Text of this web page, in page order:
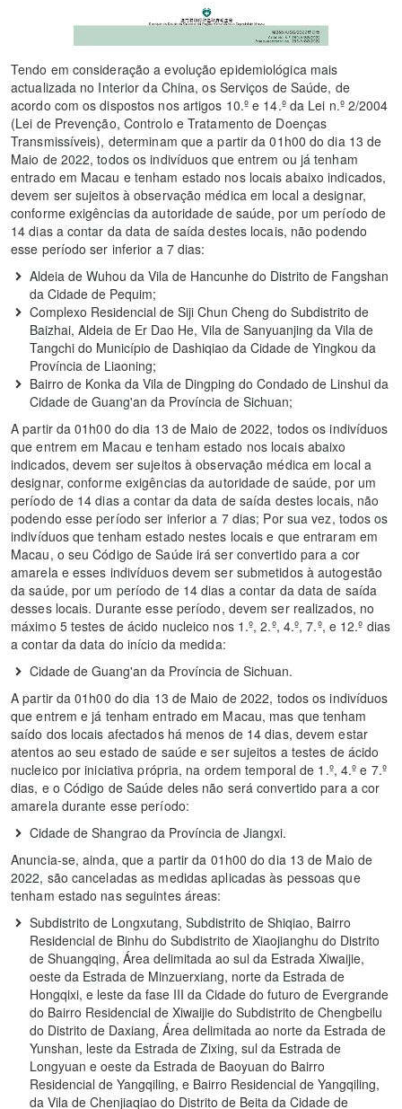
Tendo em consideração a evolução epidemiológica mais
actualizada no Interior da China, os Serviços de Saúde, de
acordo com os dispostos nos artigos 10.º e 14.º da Lei n.º 2/2004
(Lei de Prevenção, Controlo e Tratamento de Doenças
Transmissíveis), determinam que a partir da 01h00 do dia 13 de
Maio de 2022, todos os indivíduos que entrem ou já tenham
entrado em Macau e tenham estado nos locais abaixo indicados,
devem ser sujeitos à observação médica em local a designar,
conforme exigências da autoridade de saúde, por um período de
14 dias a contar da data de saída destes locais, não podendo
esse período ser inferior a 7 dias:
Aldeia de Wuhou da Vila de Hancunhe do Distrito de Fangshan
da Cidade de Pequim;
Complexo Residencial de Siji Chun Cheng do Subdistrito de
Baizhai, Aldeia de Er Dao He, Vila de Sanyuanjing da Vila de
Tangchi do Município de Dashiqiao da Cidade de Yingkou da
Província de Liaoning;
Bairro de Konka da Vila de Dingping do Condado de Linshui da
Cidade de Guang'an da Província de Sichuan;
A partir da 01h00 do dia 13 de Maio de 2022, todos os indivíduos
que entrem em Macau e tenham estado nos locais abaixo
indicados, devem ser sujeitos à observação médica em local a
designar, conforme exigências da autoridade de saúde, por um
período de 14 dias a contar da data de saída destes locais, não
podendo esse período ser inferior a 7 dias; Por sua vez, todos os
indivíduos que tenham estado nestes locais e que entraram em
Macau, o seu Código de Saúde irá ser convertido para a cor
amarela e esses indivíduos devem ser submetidos à autogestão
da saúde, por um período de 14 dias a contar da data de saída
desses locais. Durante esse período, devem ser realizados, no
máximo 5 testes de ácido nucleico nos 1.º, 2.º, 4.º, 7.º, e 12.º dias
a contar da data do início da medida:
Cidade de Guang'an da Província de Sichuan.
A partir da 01h00 do dia 13 de Maio de 2022, todos os indivíduos
que entrem e já tenham entrado em Macau, mas que tenham
saído dos locais afectados há menos de 14 dias, devem estar
atentos ao seu estado de saúde e ser sujeitos a testes de ácido
nucleico por iniciativa própria, na ordem temporal de 1.º, 4.º e 7.º
dias, e o Código de Saúde deles não será convertido para a cor
amarela durante esse período:
Cidade de Shangrao da Província de Jiangxi.
Anuncia-se, ainda, que a partir da 01h00 do dia 13 de Maio de
2022, são canceladas as medidas aplicadas às pessoas que
tenham estado nas seguintes áreas:
Subdistrito de Longxutang, Subdistrito de Shiqiao, Bairro
Residencial de Binhu do Subdistrito de Xiaojianghu do Distrito
de Shuangqing, Área delimitada ao sul da Estrada Xiwaijie,
oeste da Estrada de Minzuerxiang, norte da Estrada de
Hongqixi, e leste da fase III da Cidade do futuro de Evergrande
do Bairro Residencial de Xiwaijie do Subdistrito de Chengbeilu
do Distrito de Daxiang, Área delimitada ao norte da Estrada de
Yunshan, leste da Estrada de Zixing, sul da Estrada de
Longyuan e oeste da Estrada de Baoyuan do Bairro
Residencial de Yangqiling, e Bairro Residencial de Yangqiling,
da Vila de Chenjiaqiao do Distrito de Beita da Cidade de